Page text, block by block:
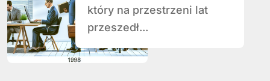
który na przestrzeni lat
przeszedł...